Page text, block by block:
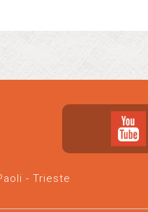
- Trieste